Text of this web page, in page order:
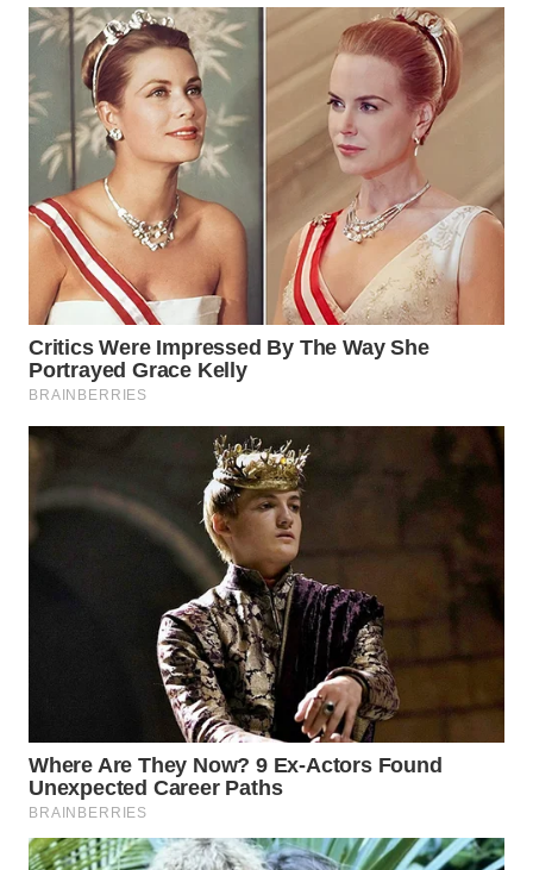
WN
TAPANULI
UTARA
WN
SAMOSIR
WN
PADANG
LAWAS
WN
SUMEDANG
WN
BINJAI
CIREBON